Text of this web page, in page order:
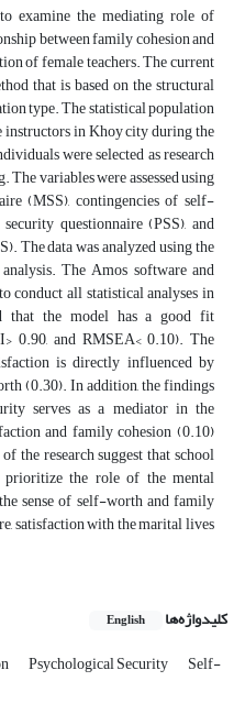
examine the mediating role of
between family cohesion and
of female teachers. The current
that is based on the structural
type. The statistical population
in Khoy city during the
were selected as research
variables were assessed using
(MSS), contingencies of self-
questionnaire (PSS), and
The data was analyzed using the
The Amos software and
conduct all statistical analyses in
that the model has a good fit
0.90, and RMSEA< 0.10). The
is directly influenced by
(0.30). In addition, the findings
serves as a mediator in the
and family cohesion (0.10)
the research suggest that school
prioritize the role of the mental
sense of self-worth and family
satisfaction with the marital lives
کلیدواژه‌ها English
Psychological Security Self-